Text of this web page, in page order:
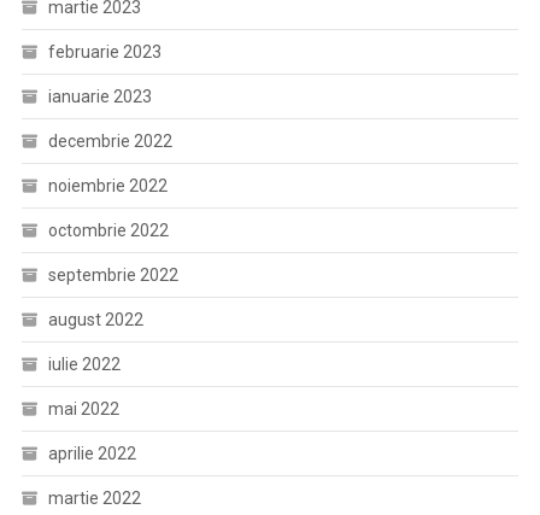
martie 2023
februarie 2023
ianuarie 2023
decembrie 2022
noiembrie 2022
octombrie 2022
septembrie 2022
august 2022
iulie 2022
mai 2022
aprilie 2022
martie 2022